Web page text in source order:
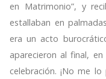
en Matrimonio”, y
estallaban en
era un acto
aparecieron al final,
celebración. ¡No me